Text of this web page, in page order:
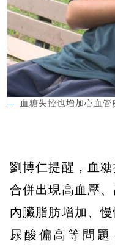
血糖失控也增加心血管
劉博仁提醒，血
合併出現高血壓、
內臟脂肪增加、
尿酸偏高等問